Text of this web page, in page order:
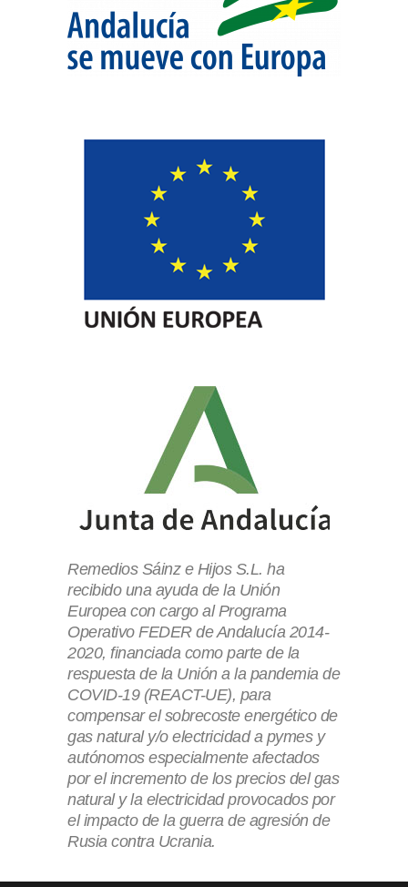
Remedios Sáinz e Hijos S.L. ha
recibido una ayuda de la Unión
Europea con cargo al Programa
Operativo FEDER de Andalucía 2014-
2020, financiada como parte de la
respuesta de la Unión a la pandemia de
COVID-19 (REACT-UE), para
compensar el sobrecoste energético de
gas natural y/o electricidad a pymes y
autónomos especialmente afectados
por el incremento de los precios del gas
natural y la electricidad provocados por
el impacto de la guerra de agresión de
Rusia contra Ucrania.